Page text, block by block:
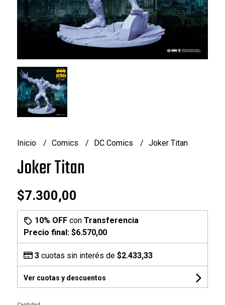
Inicio Comics DC Comics Joker Titan
Joker Titan
$7.300,00
10% OFFcon Transferencia
Precio final: $6.570,00
3cuotas sin interés de $2.433,33
Ver cuotas y descuentos